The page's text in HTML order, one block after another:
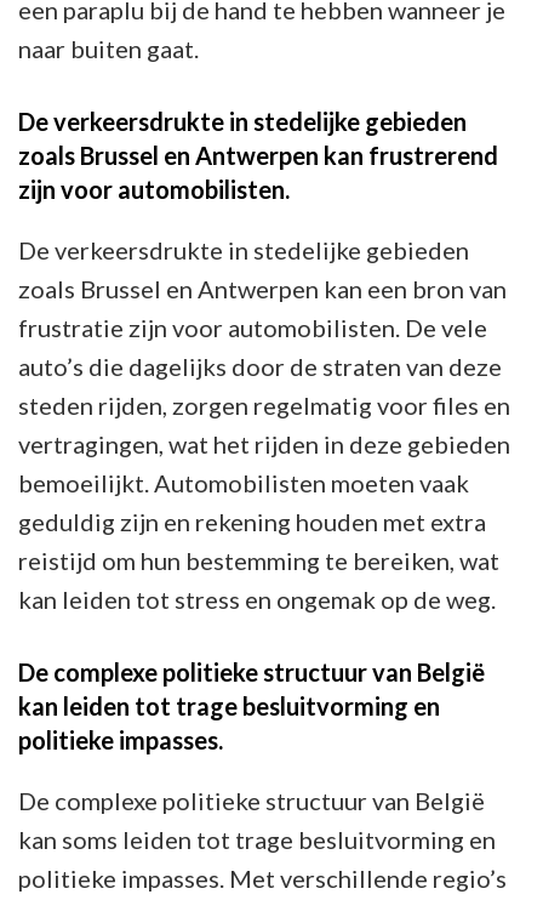
een paraplu bij de hand te hebben wanneer je
naar buiten gaat.
De verkeersdrukte in stedelijke gebieden
zoals Brussel en Antwerpen kan frustrerend
zijn voor automobilisten.
De verkeersdrukte in stedelijke gebieden
zoals Brussel en Antwerpen kan een bron van
frustratie zijn voor automobilisten. De vele
auto’s die dagelijks door de straten van deze
steden rijden, zorgen regelmatig voor files en
vertragingen, wat het rijden in deze gebieden
bemoeilijkt. Automobilisten moeten vaak
geduldig zijn en rekening houden met extra
reistijd om hun bestemming te bereiken, wat
kan leiden tot stress en ongemak op de weg.
De complexe politieke structuur van België
kan leiden tot trage besluitvorming en
politieke impasses.
De complexe politieke structuur van België
kan soms leiden tot trage besluitvorming en
politieke impasses. Met verschillende regio’s